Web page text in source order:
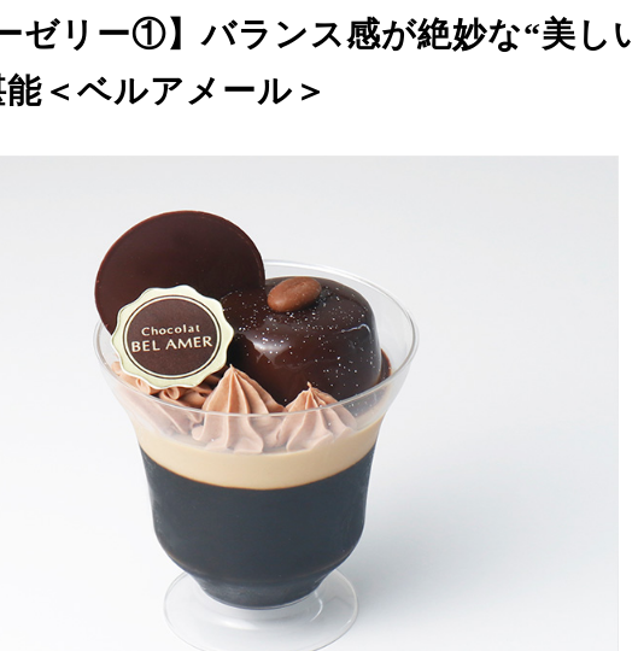
ゼリー①】バランス感が絶妙な“美し
＜ベルアメール＞